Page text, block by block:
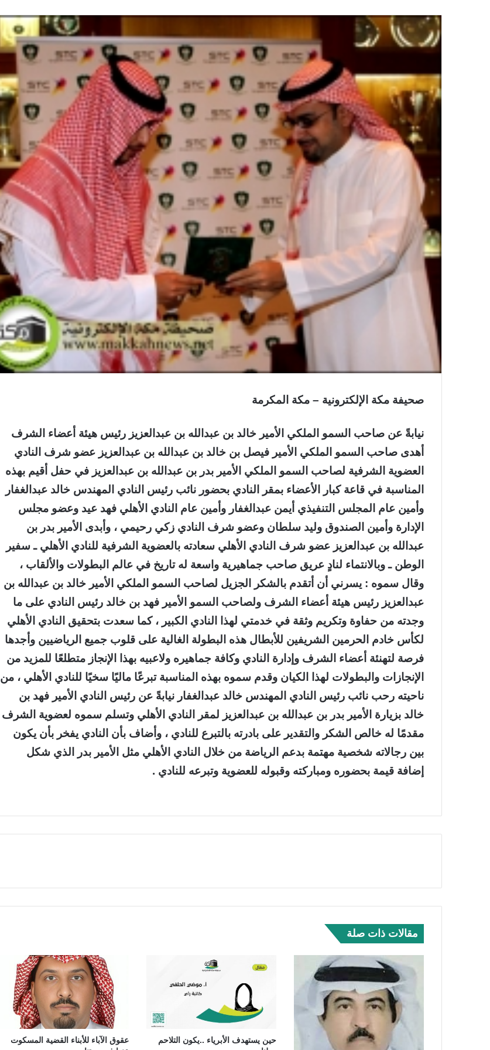
صحيفة مكة الإلكترونية – مكة المكرمة
نيابةً عن صاحب السمو الملكي الأمير خالد بن عبدالله بن عبدالعزيز رئيس هيئة أعضاء الشرف
أهدى صاحب السمو الملكي الأمير فيصل بن خالد بن عبدالله بن عبدالعزيز عضو شرف النادي
العضوية الشرفية لصاحب السمو الملكي الأمير بدر بن عبدالله بن عبدالعزيز في حفل أقيم بهذه
المناسبة في قاعة كبار الأعضاء بمقر النادي بحضور نائب رئيس النادي المهندس خالد عبدالغفار
وأمين عام المجلس التنفيذي أيمن عبدالغفار وأمين عام النادي الأهلي فهد عيد وعضو مجلس
الإدارة وأمين الصندوق وليد سلطان وعضو شرف النادي زكي رحيمي ، وأبدى الأمير بدر بن
عبدالله بن عبدالعزيز عضو شرف النادي الأهلي سعادته بالعضوية الشرفية للنادي الأهلي ـ سفير
الوطن ـ وبالانتماء لنادٍ عريق صاحب جماهيرية واسعة له تاريخ في عالم البطولات والألقاب ،
وقال سموه : يسرني أن أتقدم بالشكر الجزيل لصاحب السمو الملكي الأمير خالد بن عبدالله بن
عبدالعزيز رئيس هيئة أعضاء الشرف ولصاحب السمو الأمير فهد بن خالد رئيس النادي على ما
وجدته من حفاوة وتكريم وثقة في خدمتي لهذا النادي الكبير ، كما سعدت بتحقيق النادي الأهلي
لكأس خادم الحرمين الشريفين للأبطال هذه البطولة الغالية على قلوب جميع الرياضيين وأجدها
فرصة لتهنئة أعضاء الشرف وإدارة النادي وكافة جماهيره ولاعبيه بهذا الإنجاز متطلعًا للمزيد من
الإنجازات والبطولات لهذا الكيان وقدم سموه بهذه المناسبة تبرعًا ماليًا سخيًا للنادي الأهلي ، من
ناحيته رحب نائب رئيس النادي المهندس خالد عبدالغفار نيابةً عن رئيس النادي الأمير فهد بن
خالد بزيارة الأمير بدر بن عبدالله بن عبدالعزيز لمقر النادي الأهلي وتسلم سموه لعضوية الشرف
مقدمًا له خالص الشكر والتقدير على بادرته بالتبرع للنادي ، وأضاف بأن النادي يفخر بأن يكون
بين رجالاته شخصية مهتمة بدعم الرياضة من خلال النادي الأهلي مثل الأمير بدر الذي شكل
إضافة قيمة بحضوره ومباركته وقبوله للعضوية وتبرعه للنادي .
مقالات ذات صلة
حين يستهدف الأبرياء ..يكون التلاحم
عقوق الآباء للأبناء القضية المسكوت